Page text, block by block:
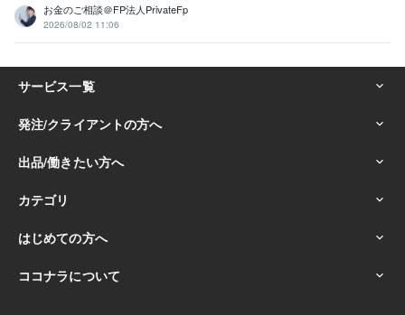
お金のご相談＠FP法人PrivateFp
2026/08/02 11:06